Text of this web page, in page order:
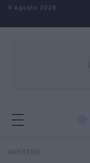
Salta al contenuto
9 Agosto 2026
Cerca
WEEKEND